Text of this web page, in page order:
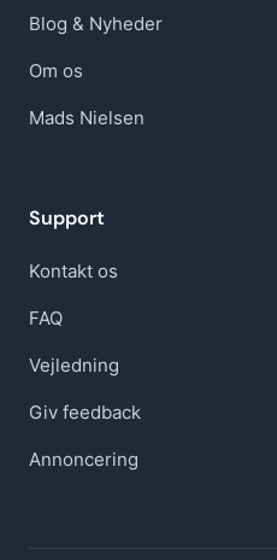
Blog & Nyheder
Om os
Mads Nielsen
Support
Kontakt os
FAQ
Vejledning
Giv feedback
Annoncering